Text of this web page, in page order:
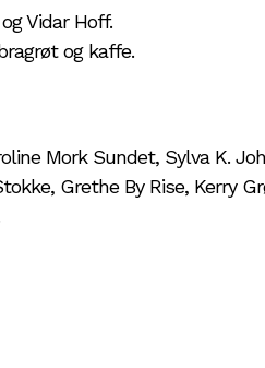
Vidar Hoff.
og kaffe.
Mork Sundet, Sylva K.
Grethe By Rise, Kerry